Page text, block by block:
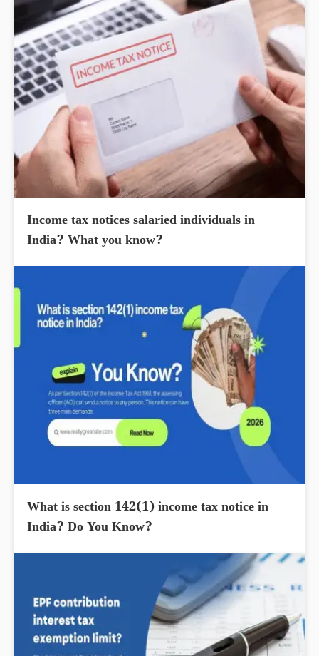
Income tax notices salaried individuals in
India? What you know?
What is section 142(1) income tax notice in
India? Do You Know?